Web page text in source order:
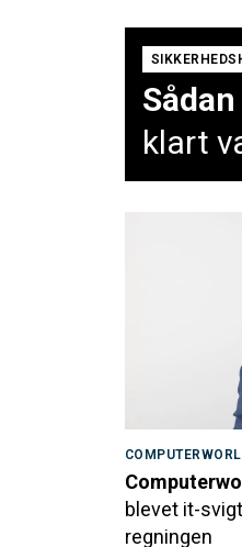
klart
blevet it-
regningen